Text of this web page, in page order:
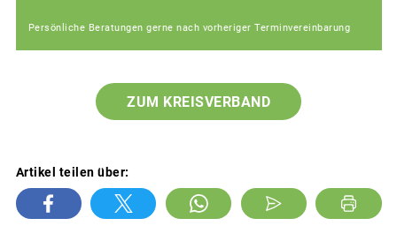
Persönliche Beratungen gerne nach vorheriger Terminvereinbarung
ZUM KREISVERBAND
Artikel teilen über: